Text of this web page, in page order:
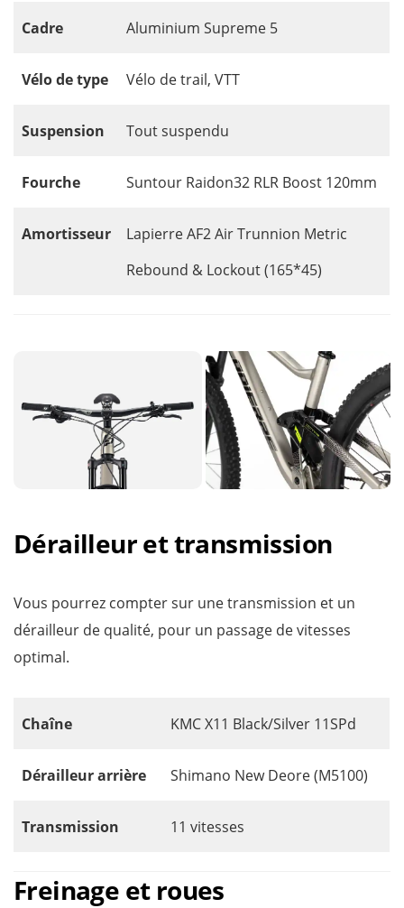
Cadre Aluminium Supreme 5
Vélo de type Vélo de trail, VTT
Suspension Tout suspendu
Fourche Suntour Raidon32 RLR Boost 120mm
Amortisseur
Lapierre AF2 Air Trunnion Metric
Rebound & Lockout (165*45)
Dérailleur et transmission
Vous pourrez compter sur une transmission et un
dérailleur de qualité, pour un passage de vitesses
optimal.
Chaîne KMC X11 Black/Silver 11SPd
Dérailleur arrière Shimano New Deore (M5100)
Transmission 11 vitesses
Freinage et roues